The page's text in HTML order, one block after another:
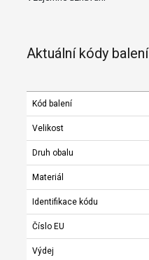
Aktuální kódy balení
Kód balení
Velikost
Druh obalu
Materiál
Identifikace kódu
Číslo EU
Výdej